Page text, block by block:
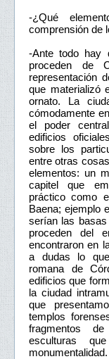
-¿Qué
comprensión de
-Ante todo hay
proceden de
representación
que materializó
ornato. La
cómodamente
el poder
edificios
sobre los
entre otras
elementos: un
capitel que
práctico como
Baena; ejemplo
serían las
proceden del
encontraron en
a dudas lo
romana de
edificios que
la ciudad
que
templos
fragmentos
esculturas
monumentalidad.